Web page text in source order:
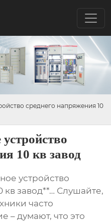
среднего напряжения 10
10 кв завод
устройство
кв завод**… Слушайте,
часто
– думают, что это